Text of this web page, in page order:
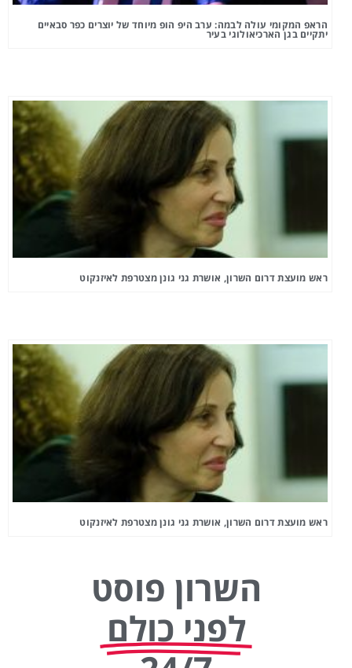
הראפ המקומי עולה לבמה: ערב היפ הופ מיוחד של יוצרים כפר סבאיים
יתקיים בגן הארכיאולוגי בעיר
ראש מועצת דרום השרון, אושרת גני גונן מצטרפת לאיזנקוט
ראש מועצת דרום השרון, אושרת גני גונן מצטרפת לאיזנקוט
השרון פוסט
לפני כולם